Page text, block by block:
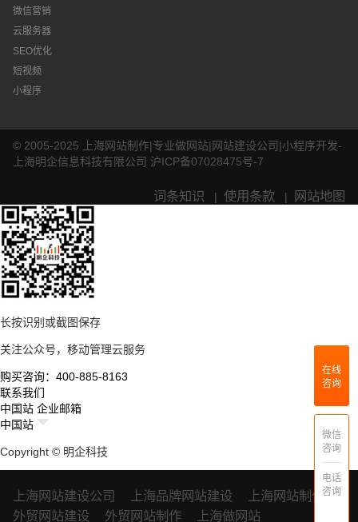
微信营销
云服务器
SEO优化
短视频
小程序
© 2005-2025 上海网站制作|专业做网站|网站建设公司|小程序开发-
上海明企信息科技有限公司 沪ICP备07028475号-7
词条知识 | 使用条款 | 网站地图
长按识别或截图保存
关注公众号，移动管理云服务
购买咨询：400-885-8163
联系我们
中国站 企业邮箱
中国站
Copyright © 明企科技
上海网站建设公司 上海品牌网站建设
上海网站制作
外贸网站建设
外贸网站制作 上海做网站
在线
咨询
微信
咨询
电话
咨询